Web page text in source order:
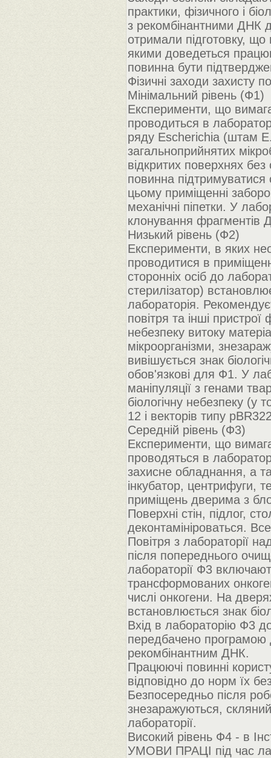
практики, фізичного і
з рекомбінантними ДНК
отримали підготовку, що
якими доведеться
повинна бути
Фізичні заходи захисту
Мінімальний рівень (Ф1)
Експерименти, що
проводиться в
ряду Escherichia (штам
загальноприйнятих
відкритих поверхнях
повинна підтримуватися
цьому приміщенні
механічні піпетки. У
клонування фрагментів
Низький рівень (Ф2)
Експерименти, в яких
проводитися в
сторонніх осіб до
стерилізатор)
лабораторія.
повітря та інші
небезпеку витоку
мікроорганізми,
вивішується знак
обов'язкові для Ф1. У
маніпуляції з генами
біологічну небезпеку (у
12 і векторів типу
Середній рівень (Ф3)
Експерименти, що
проводяться в
захисне обладнання, а
інкубатор, центрифуги,
приміщень дверима з
Поверхні стін, підлог,
деконтамініроваться.
Повітря з лабораторії
після попереднього
лабораторії Ф3
трансформованих
числі онкогени. На
встановлюється знак
Вхід в лабораторію Ф3
передбачено програмою
рекомбінантним ДНК.
Працюючі повинні
відповідно до норм їх
Безпосередньо після
знезаражуються,
лабораторії.
Високий рівень Ф4 - в
УМОВИ ПРАЦІ під час